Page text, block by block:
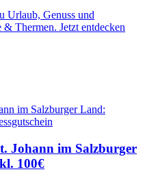
Urlaub, Genuss und
Thermen. Jetzt entdecken
Johann im Salzburger
100€